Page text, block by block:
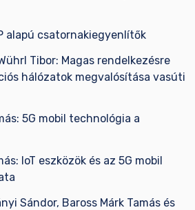
alapú csatornakiegyenlítők
Tibor: Magas rendelkezésre
hálózatok megvalósítása vasúti
5G mobil technológia a
IoT eszközök és az 5G mobil
Sándor, Baross Márk Tamás és